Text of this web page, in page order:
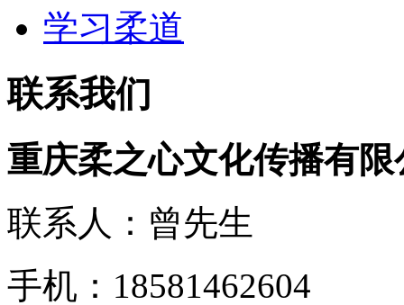
学习柔道
联系我们
重庆柔之心文化传播有限
联系人：曾先生
手机：18581462604